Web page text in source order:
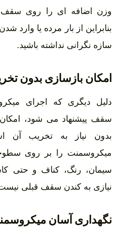
وزن اضافه ای را روی سقف
بنابراین از بار مرده یا وارد
سازه نگرانی نداشته باشید.
امکان بازسازی بدون
دلیل دیگری که اجرای
سقف پیشنهاد می شود،
بدون نیاز به تخریب آن
میکروسمنت را بر روی
سیمان، رنگ، کناف و حتی
نیازی به کندن سقف قبلی
نگهداری آسان